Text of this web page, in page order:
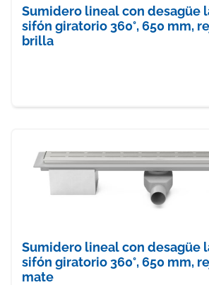
Sumidero lineal con desagüe
sifón giratorio 360°, 650 mm,
brilla
Sumidero lineal con desagüe
sifón giratorio 360°, 650 mm,
mate